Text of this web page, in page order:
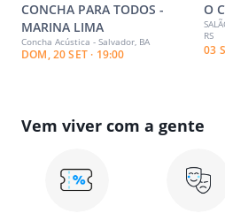
CONCHA PARA TODOS -
MARINA LIMA
Concha Acústica - Salvador, BA
DOM, 20 SET · 19:00
O
RS
03
Vem viver com a gente